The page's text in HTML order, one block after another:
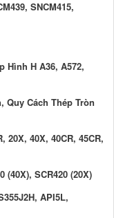
SNCM415,
Hình H A36, A572,
Quy Cách Thép Tròn
20X, 40X, 40CR, 45CR,
(40X), SCR420 (20X)
API5L,